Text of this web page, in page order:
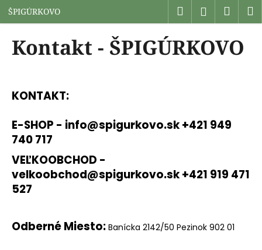
Prejsť
na
obsah
ŠPIGÚRKOVO Hľadať
Kontakt - ŠPIGÚRKOVO
KONTAKT:
E-SHOP - info@spigurkovo.sk+421 949
740 717
VEĽKOOBCHOD -
velkoobchod@spigurkovo.sk+421 919 471
527
Odberné Miesto: Banícka 2142/50 Pezinok 902 01
K
o
p
t
r
e
b
u
t